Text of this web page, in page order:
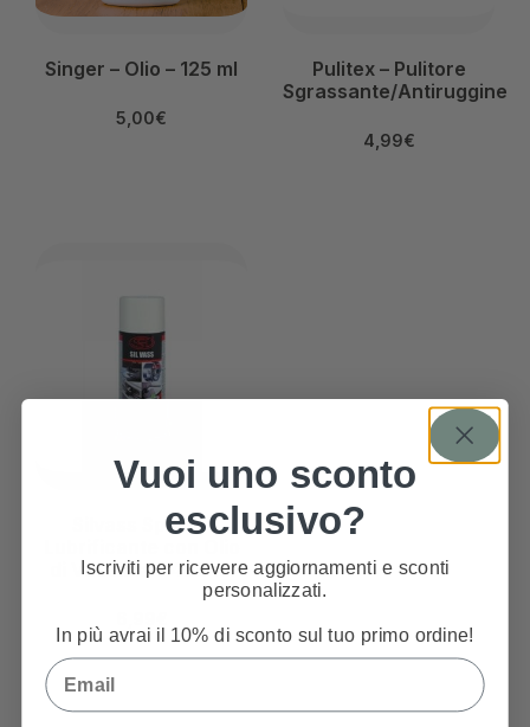
Singer – Olio – 125 ml
5,00€
Pulitex – Pulitore
Sgrassante/Antiruggine
4,99€
Silvass Spray –
di Vaselina – 400 ml
Vuoi uno sconto
esclusivo?
Iscriviti per ricevere aggiornamenti e sconti
personalizzati.
In più avrai il 10% di sconto sul tuo primo ordine!
Email